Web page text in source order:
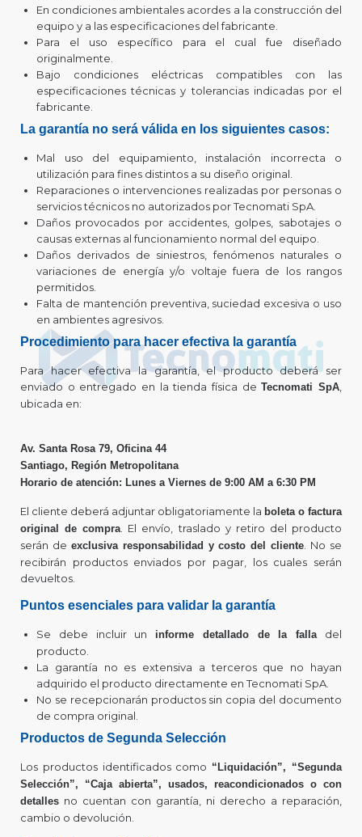
En condiciones ambientales acordes a la construcción del
equipo y a las especificaciones del fabricante.
Para el uso específico para el cual fue diseñado
originalmente.
Bajo condiciones eléctricas compatibles con las
especificaciones técnicas y tolerancias indicadas por el
fabricante.
La garantía no será válida en los siguientes casos:
Mal uso del equipamiento, instalación incorrecta o
utilización para fines distintos a su diseño original.
Reparaciones o intervenciones realizadas por personas o
servicios técnicos no autorizados por Tecnomati SpA.
Daños provocados por accidentes, golpes, sabotajes o
causas externas al funcionamiento normal del equipo.
Daños derivados de siniestros, fenómenos naturales o
variaciones de energía y/o voltaje fuera de los rangos
permitidos.
Falta de mantención preventiva, suciedad excesiva o uso
en ambientes agresivos.
Procedimiento para hacer efectiva la garantía
Para hacer efectiva la garantía, el producto deberá ser
enviado o entregado en la tienda física deTecnomati SpA
ubicada en:
Av. Santa Rosa 79, Oficina 44
Santiago, Región Metropolitana
Horario de atención: Lunes a Viernes de 9:00 AM a 6:30 PM
El cliente deberá adjuntar obligatoriamente la boleta o factura
original de compra . El envío, traslado y retiro del producto
serán de exclusiva responsabilidad y costo del cliente . No se
recibirán productos enviados por pagar, los cuales serán
devueltos.
Puntos esenciales para validar la garantía
Se debe incluir un informe detallado de la falla del
producto.
La garantía no es extensiva a terceros que no hayan
adquirido el producto directamente en Tecnomati SpA.
No se recepcionarán productos sin copia del documento
de compra original.
Productos de Segunda Selección
Los productos identificados como “Liquidación”, “Segunda
Selección”, “Caja abierta”, usados, reacondicionados o con
detalles no cuentan con garantía, ni derecho a reparación,
cambio o devolución.